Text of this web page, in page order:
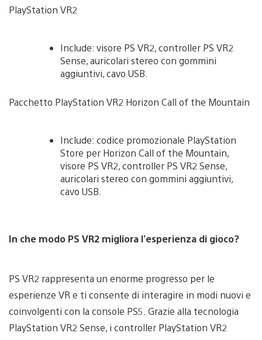
PlayStation VR2
Include: visore PS VR2, controller PS VR2
Sense, auricolari stereo con gommini
aggiuntivi, cavo USB.
Pacchetto PlayStation VR2 Horizon Call of the Mountain
Include: codice promozionale PlayStation
Store per Horizon Call of the Mountain,
visore PS VR2, controller PS VR2 Sense,
auricolari stereo con gommini aggiuntivi,
cavo USB.
In che modo PS VR2 migliora l’esperienza di gioco?
PS VR2 rappresenta un enorme progresso per le
esperienze VR e ti consente di interagire in modi nuovi e
coinvolgenti con la console PS5. Grazie alla tecnologia
PlayStation VR2 Sense, i controller PlayStation VR2